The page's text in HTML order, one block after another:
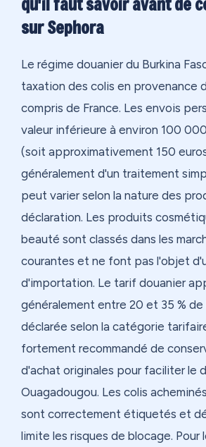
sur Sephora
Le régime douanier du Burkina
taxation des colis en provenance
compris de France. Les envois
valeur inférieure à environ 100
(soit approximativement 150
généralement d'un traitement
peut varier selon la nature des
déclaration. Les produits
beauté sont classés dans les
courantes et ne font pas l'objet
d'importation. Le tarif douanier
généralement entre 20 et 35 % de
déclarée selon la catégorie
fortement recommandé de
d'achat originales pour faciliter le
Ouagadougou. Les colis
sont correctement étiquetés et
limite les risques de blocage. Pour